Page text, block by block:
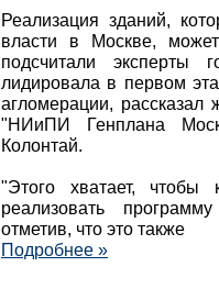
Реализация зданий,
власти в Москве,
подсчитали эксперты
лидировала в первом
агломерации, рассказал
"НИиПИ Генплана
Колонтай.
"Этого хватает, чтобы
реализовать
отметив, что это также
Подробнее »